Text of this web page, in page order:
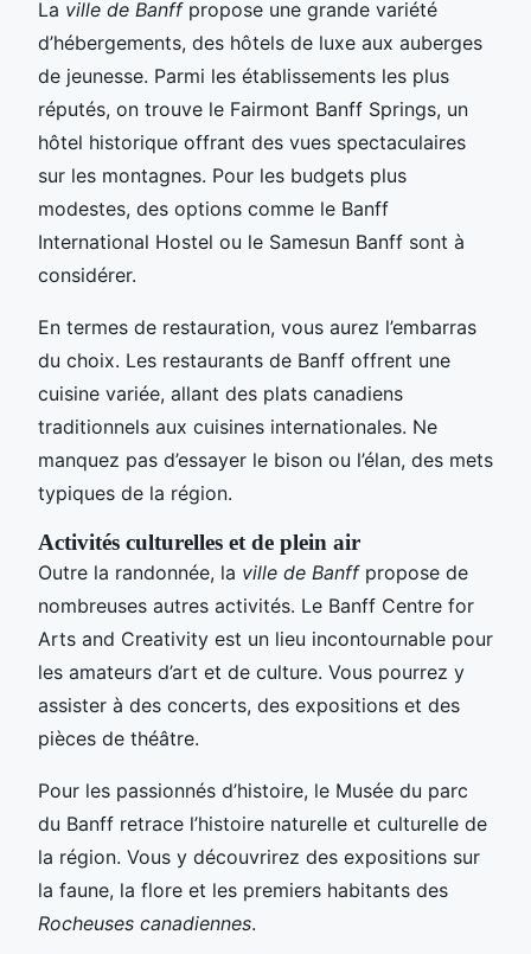
La ville de Banffpropose une grande variété
d’hébergements, des hôtels de luxe aux auberges
de jeunesse. Parmi les établissements les plus
réputés, on trouve le Fairmont Banff Springs, un
hôtel historique offrant des vues spectaculaires
sur les montagnes. Pour les budgets plus
modestes, des options comme le Banff
International Hostel ou le Samesun Banff sont à
considérer.
En termes de restauration, vous aurez l’embarras
du choix. Les restaurants de Banff offrent une
cuisine variée, allant des plats canadiens
traditionnels aux cuisines internationales. Ne
manquez pas d’essayer le bison ou l’élan, des mets
typiques de la région.
Activités culturelles et de plein air
Outre la randonnée, la ville de Banffpropose de
nombreuses autres activités. Le Banff Centre for
Arts and Creativity est un lieu incontournable pour
les amateurs d’art et de culture. Vous pourrez y
assister à des concerts, des expositions et des
pièces de théâtre.
Pour les passionnés d’histoire, le Musée du parc
du Banff retrace l’histoire naturelle et culturelle de
la région. Vous y découvrirez des expositions sur
la faune, la flore et les premiers habitants des
Rocheuses canadiennes.